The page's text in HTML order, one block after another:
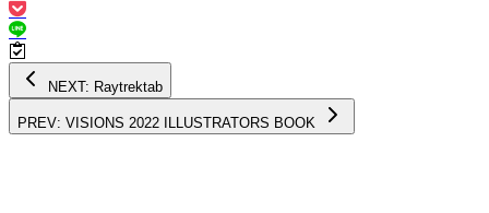
NEXT: Raytrektab
PREV: VISIONS 2022 ILLUSTRATORS BOOK